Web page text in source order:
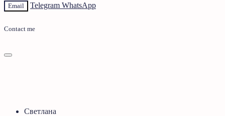
Email Telegram WhatsApp
Contact me
Светлана